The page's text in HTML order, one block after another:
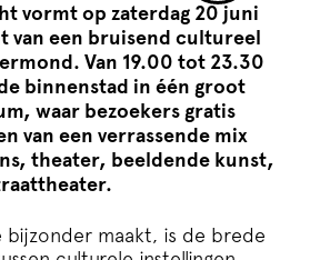
vormt op zaterdag 20 juni
van een bruisend cultureel
Van 19.00 tot 23.30
binnenstad in één groot
waar bezoekers gratis
van een verrassende mix
theater, beeldende kunst,
bijzonder maakt, is de brede